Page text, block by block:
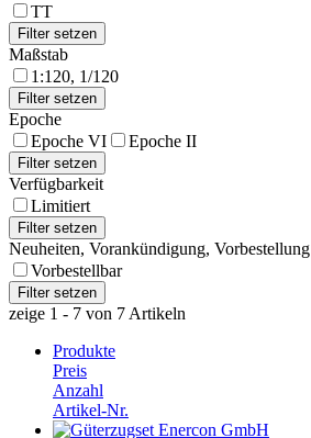
TT
Maßstab
1:120, 1/120
Epoche
Epoche VI
Epoche II
Verfügbarkeit
Limitiert
Neuheiten, Vorankündigung, Vorbestellung
Vorbestellbar
zeige 1 - 7 von 7 Artikeln
Produkte
Preis
Anzahl
Artikel-Nr.